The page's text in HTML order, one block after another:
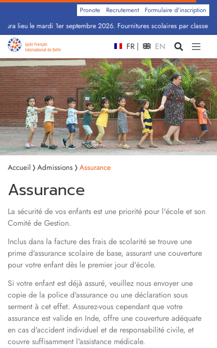
lieu le mardi 1er septembre 2026. Fournitures scolaires par classe :
Pronote Recrutement Formulaire d'inscription
FR EN
Accueil Admissions Assurance
Assurance
La sécurité de vos enfants est une priorité pour l'école et son
Comité de Gestion.
Inclus dans la facture des frais de scolarité se trouve une
prime d'assurance scolaire de base, assurant une couverture
pour votre enfant dès le premier jour d'école.
Si votre enfant est déjà assuré, veuillez nous envoyer une
copie de la police d'assurance ou une déclaration sous
serment à cet effet. Assurez-vous cependant que votre
assurance est valide en Inde, offre une couverture adéquate
en cas d'accident individuel et de responsabilité civile, et
couvre suffisamment l'assistance médicale.